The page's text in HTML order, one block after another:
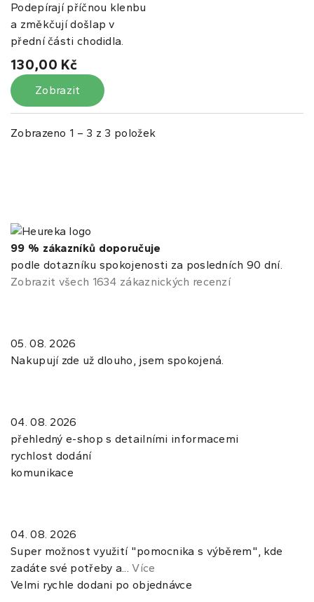
Podepírají příčnou klenbu
a změkčují došlap v
přední části chodidla.
130,00 Kč
Zobrazit
Zobrazeno 1 – 3 z 3 položek
99 % zákazníků doporučuje
podle dotazníku spokojenosti za posledních 90 dní.
Zobrazit všech 1634 zákaznických recenzí
05. 08. 2026
Nakupují zde už dlouho, jsem spokojená.
04. 08. 2026
přehledný e-shop s detailními informacemi
rychlost dodání
komunikace
04. 08. 2026
Super možnost využití "pomocnika s výběrem", kde
zadáte své potřeby a...Více
Velmi rychle dodani po objednávce